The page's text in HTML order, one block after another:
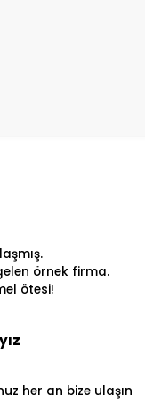
örnek firma.
ötesi!
her an bize ulaşın